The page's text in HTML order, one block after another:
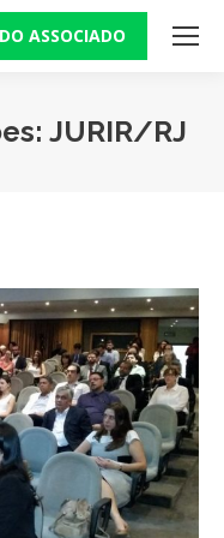
ASSOCIADO
JURIR/RJ